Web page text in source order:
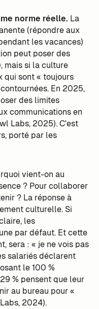
norme réelle. La
(répondre aux
les vacances)
peut poser des
mais si la culture
qui sont « toujours
En 2025,
des limites
communications en
Labs, 2025). C'est
porté par les
vient-on au
? Pour collaborer
? La réponse à
culturelle. Si
les
par défaut. Et cette
sera : « je ne vois pas
salariés déclarent
le 100 %
% pensent que leur
au bureau pour «
2024).